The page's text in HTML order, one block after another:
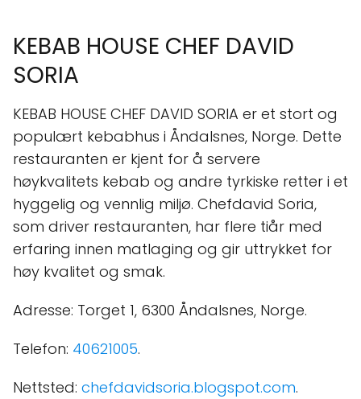
KEBAB HOUSE CHEF DAVID
SORIA
KEBAB HOUSE CHEF DAVID SORIA er et stort og
populært kebabhus i Åndalsnes, Norge. Dette
restauranten er kjent for å servere
høykvalitets kebab og andre tyrkiske retter i et
hyggelig og vennlig miljø. Chefdavid Soria,
som driver restauranten, har flere tiår med
erfaring innen matlaging og gir uttrykket for
høy kvalitet og smak.
Adresse: Torget 1, 6300 Åndalsnes, Norge.
Telefon: 40621005.
Nettsted: chefdavidsoria.blogspot.com.